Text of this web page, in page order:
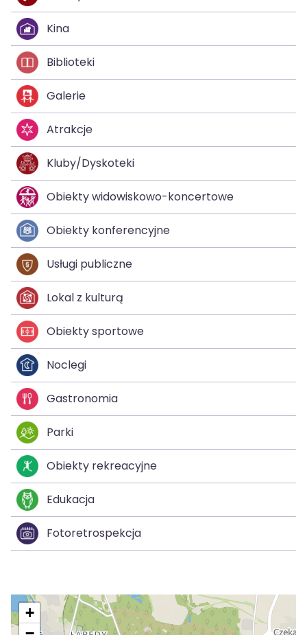
Kina
Biblioteki
Galerie
Atrakcje
Kluby/Dyskoteki
Obiekty widowiskowo-koncertowe
Obiekty konferencyjne
Usługi publiczne
Lokal z kulturą
Obiekty sportowe
Noclegi
Gastronomia
Parki
Obiekty rekreacyjne
Edukacja
Fotoretrospekcja
+